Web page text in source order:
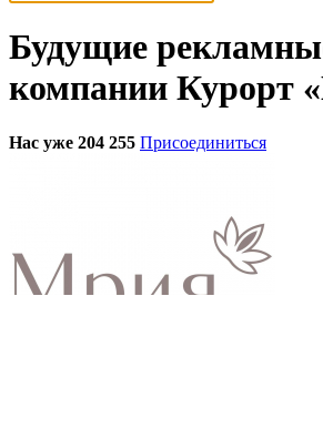
Будущие
компании Курорт
Нас уже 204 255 Присоединиться